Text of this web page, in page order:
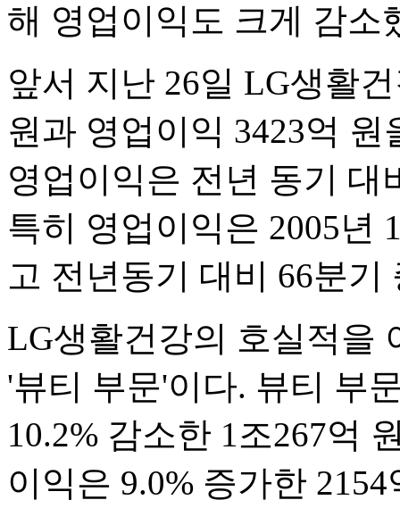
해 영업이익도 크게 감소
앞서 지난 26일 LG생활
원과 영업이익 3423억
영업이익은 전년 동기 대
특히 영업이익은 2005년
고 전년동기 대비 66분기
LG생활건강의 호실적을
'뷰티 부문'이다. 뷰티 부
10.2% 감소한 1조267억
이익은 9.0% 증가한